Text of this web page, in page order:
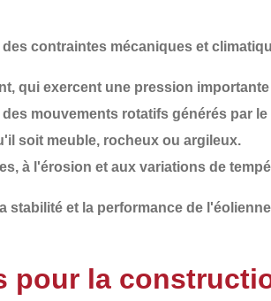
des contraintes mécaniques et
, qui exercent une pression
mouvements rotatifs générés par
soit meuble, rocheux ou argileux.
, à l'érosion et aux variations de
stabilité et la performance de
pour la